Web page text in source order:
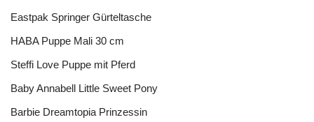
Eastpak Springer Gürteltasche
HABA Puppe Mali 30 cm
Steffi Love Puppe mit Pferd
Baby Annabell Little Sweet Pony
Barbie Dreamtopia Prinzessin